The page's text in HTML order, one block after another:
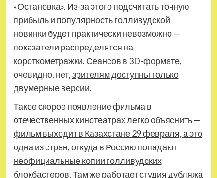
«Остановка». Из-за этого подсчитать точную
прибыль и популярность голливудской
новинки будет практически невозможно —
показатели распределятся на
короткометражки. Сеансов в 3D-формате,
очевидно, нет,зрителям доступны только
двумерные версии.
Такое скорое появление фильма в
отечественных кинотеатрах легко объяснить —
фильм выходит в Казахстане 29 февраля, а это
одна из стран, откуда в Россию попадают
неофициальные копии голливудских
блокбастеров. Там же работает студия дубляжа